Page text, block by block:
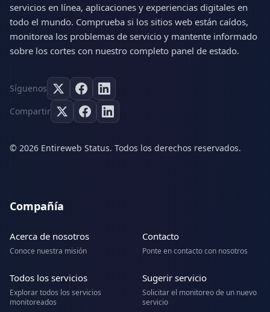
servicios en línea, aplicaciones y experiencias digitales en
todo el mundo. Comprueba si los sitios web están caídos,
monitorea los problemas de servicio y mantente informado
sobre los cortes con nuestro completo panel de estado.
Síguenos
Compartir
© 2026 Entireweb Status. Todos los derechos reservados.
Compañía
Acerca de nosotros
Conoce nuestra misión
Contacto
Ponte en contacto con nosotros
Todos los servicios
Explorar todos los servicios
monitoreados
Sugerir servicio
Solicitar el monitoreo de un nuevo
servicio